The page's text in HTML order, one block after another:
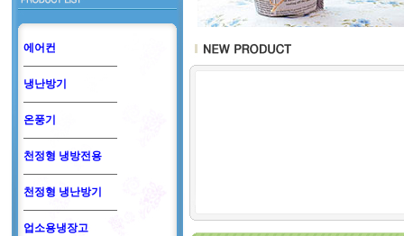
에어컨
냉난방기
온풍기
천정형 냉방전용
천정형 냉난방기
업소용냉장고